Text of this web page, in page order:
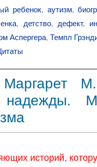
ребенок, аутизм,
, детство, дефект,
Аспергера, Темпл
надежды.
историй,